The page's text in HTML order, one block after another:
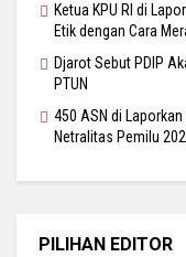
Ketua KPU RI di
Etik dengan Cara
Djarot Sebut PDIP
PTUN
450 ASN di
Netralitas Pemilu
PILIHAN EDITOR